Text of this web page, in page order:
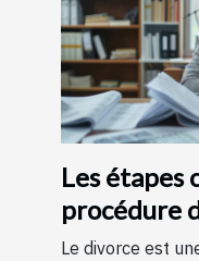
Les étapes
procédure
expliquées
Le divorce est